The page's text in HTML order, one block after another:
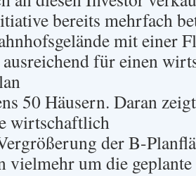
bereits mehrfach
mit einer
für einen
50 Häusern. Daran
wirtschaftlich
der B-
vielmehr um die